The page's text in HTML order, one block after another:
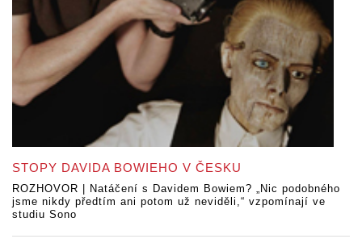
STOPY DAVIDA BOWIEHO V ČESKU
ROZHOVOR | Natáčení s Davidem Bowiem? „Nic podobného
jsme nikdy předtím ani potom už neviděli,“ vzpomínají ve
studiu Sono